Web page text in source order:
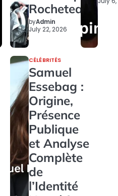
Rocheteau
byAdmin
July 22, 2026
CÉLÉBRITÉS
Samuel
Essebag :
Origine,
Présence
Publique
et Analyse
Complète
de
l’Identité